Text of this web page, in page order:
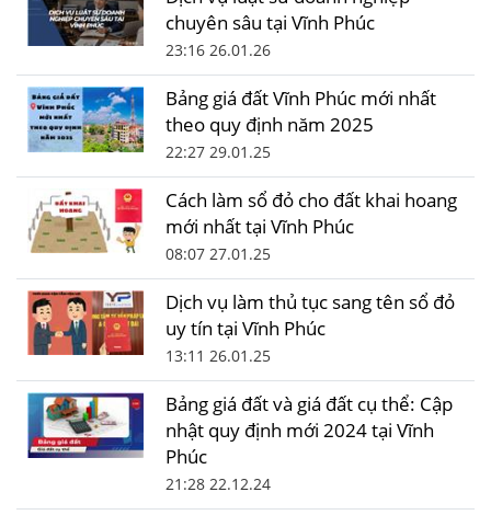
chuyên sâu tại Vĩnh Phúc
23:16 26.01.26
Bảng giá đất Vĩnh Phúc mới nhất
theo quy định năm 2025
22:27 29.01.25
Cách làm sổ đỏ cho đất khai hoang
mới nhất tại Vĩnh Phúc
08:07 27.01.25
Dịch vụ làm thủ tục sang tên sổ đỏ
uy tín tại Vĩnh Phúc
13:11 26.01.25
Bảng giá đất và giá đất cụ thể: Cập
nhật quy định mới 2024 tại Vĩnh
Phúc
21:28 22.12.24